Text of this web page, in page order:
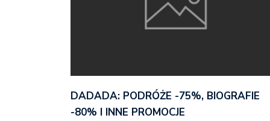
DADADA: PODRÓŻE -75%, BIOGRAFIE
-80% I INNE PROMOCJE